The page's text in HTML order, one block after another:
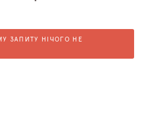
ЗАПИТУ НІЧОГО НЕ